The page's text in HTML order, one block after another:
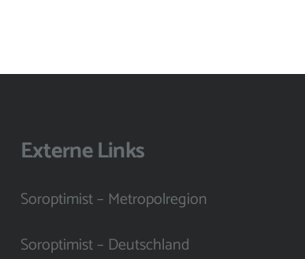
Externe Links
Soroptimist – Metropolregion
Soroptimist – Deutschland